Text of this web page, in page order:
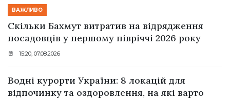
ВАЖЛИВО
Скільки Бахмут витратив на відрядження
посадовців у першому півріччі 2026 року
15:20, 07.08.2026
Водні курорти України: 8 локацій для
відпочинку та оздоровлення, на які варто